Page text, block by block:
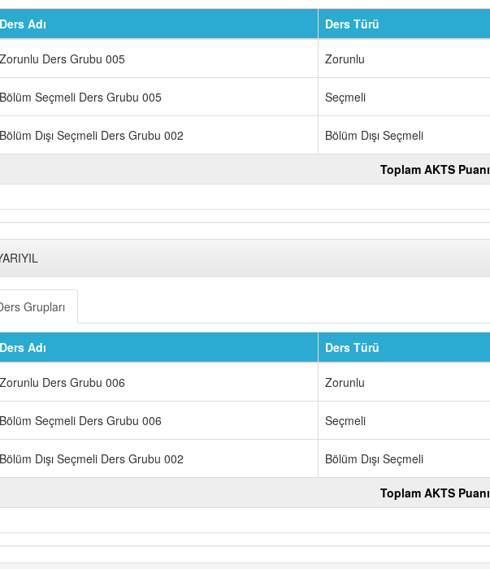
Adı Ders Türü
Ders Grubu 005 Zorunlu
Seçmeli Ders Grubu 005 Seçmeli
Dışı Seçmeli Ders Grubu 002 Bölüm Dışı Seçmeli
Toplam AKTS Puanı
Grupları
Adı Ders Türü
Ders Grubu 006 Zorunlu
Seçmeli Ders Grubu 006 Seçmeli
Dışı Seçmeli Ders Grubu 002 Bölüm Dışı Seçmeli
Toplam AKTS Puanı